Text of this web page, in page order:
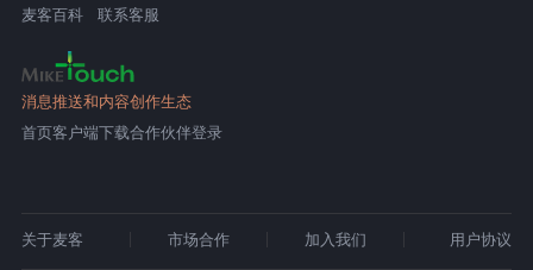
麦客百科
联系客服
消息推送和内容创作生态
首页客户端下载合作伙伴登录
关于麦客 市场合作 加入我们 用户协议